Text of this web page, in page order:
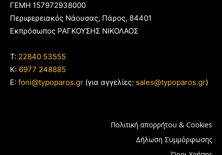
ΓΕΜΗ 157972938000
Περιφερειακός Νάουσας, Πάρος, 84401
Εκπρόσωπος ΡΑΓΚΟΥΣΗΣ ΝΙΚΟΛΑΟΣ
T: 22840 53555
Κ: 6977 248885
E: foni@typoparos.gr (για αγγελίες: sales@typoparos.gr)
Πολιτική απορρήτου & Cookies
Δήλωση Συμμόρφωσης